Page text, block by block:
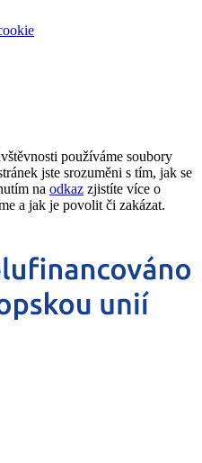
používáme soubory
jste srozuměni s tím, jak se
na odkaz zjistíte více o
a jak je povolit či zakázat.